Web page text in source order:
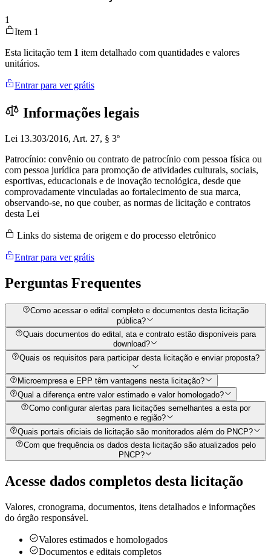
1
Item 1
Esta licitação tem 1 item detalhado com quantidades e valores
unitários.
Entrar para ver grátis
Informações legais
Lei 13.303/2016, Art. 27, § 3º
Patrocínio: convênio ou contrato de patrocínio com pessoa física ou
com pessoa jurídica para promoção de atividades culturais, sociais,
esportivas, educacionais e de inovação tecnológica, desde que
comprovadamente vinculadas ao fortalecimento de sua marca,
observando-se, no que couber, as normas de licitação e contratos
desta Lei
Links do sistema de origem e do processo eletrônico
Entrar para ver grátis
Perguntas Frequentes
Como acessar o edital completo e documentos desta licitação
pública?
Quais documentos do edital, ata e contrato estão disponíveis para
download?
Quais os requisitos para participar desta licitação e enviar proposta?
Microempresa e EPP têm vantagens nesta licitação?
Qual a diferença entre valor estimado e valor homologado?
Como configurar alertas para licitações semelhantes a esta por
segmento e região?
Quais portais oficiais de licitação são monitorados além do PNCP?
Com que frequência os dados desta licitação são atualizados pelo
PNCP?
Acesse dados completos desta licitação
Valores, cronograma, documentos, itens detalhados e informações
do órgão responsável.
Valores estimados e homologados
Documentos e editais completos